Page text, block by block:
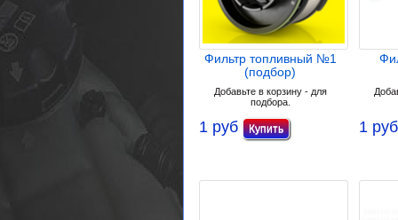
Фильтр топливный №1
(подбор)
Добавьте в корзину - для
подбора.
1 руб 1 руб